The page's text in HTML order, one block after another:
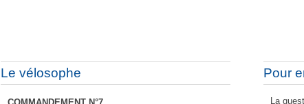
Le vélosophe Pour
La